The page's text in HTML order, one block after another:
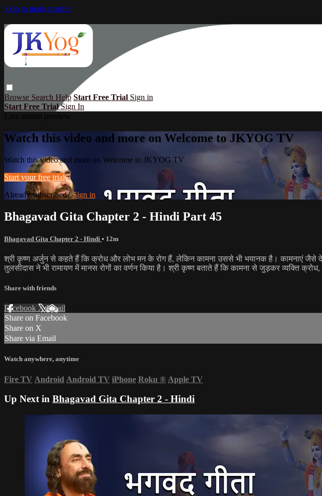
Skip to main content
Browse Search Help Start Free Trial Sign in
Start Free TrialSign In
Watch this video and more on Welcome to JKYOG TV
Watch this video and more on Welcome to JKYOG TV
Start your free trial
Already subscribed?Sign in
Bhagavad Gita Chapter 2 - Hindi Part 45
Bhagavad Gita Chapter 2 - Hindi • 12m
श्री कृष्ण अर्जुन से कहते हैं कि क्रोध और लोभ मन के रोग हैं, लेकिन कामना उससे भी भयानक है। कामनाएं जैसे
तुलसीदास ने भी रामायण में मानस रोगों का वर्णन किया है। श्री कृष्ण बताते हैं कि कामना से जुड़कर व्यक्ति
Share with friends
Facebook XEmail
Share on Facebook
Share on X
Share via Email
Watch anywhere, anytime
Fire TV Android Android TV iPhone Roku ® Apple TV
Up Next in Bhagavad Gita Chapter 2 - Hindi